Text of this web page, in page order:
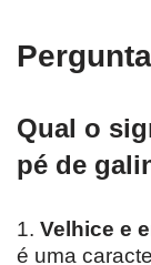
Qual o
pé de
1. Velhice e
é uma